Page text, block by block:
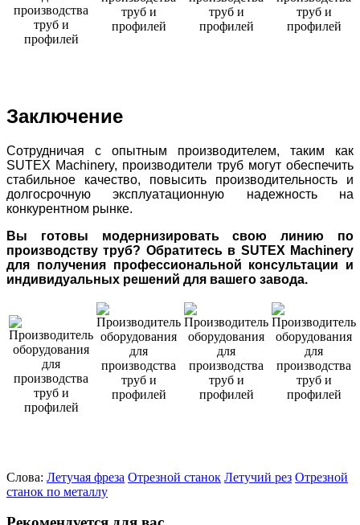
Заключение
Сотрудничая с опытным производителем, таким как
SUTEX Machinery, производители труб могут обеспечить
стабильное качество, повысить производительность и
долгосрочную эксплуатационную надежность на
конкурентном рынке.
Вы готовы модернизировать свою линию по
производству труб? Обратитесь в SUTEX Machinery
для получения профессиональной консультации и
индивидуальных решений для вашего завода.
Слова: Летучая фреза Отрезной станок Летучий рез Отрезной
станок по металлу